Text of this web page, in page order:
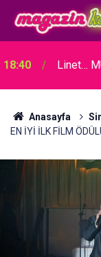
18:40 Linet…
Anasayfa
EN İYİ İLK FİLM